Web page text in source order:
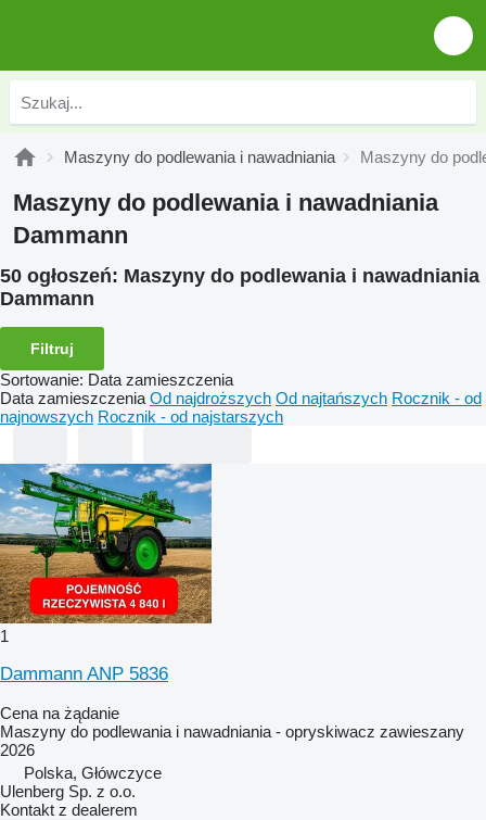
Maszyny do podlewania i nawadniania Maszyny do
Maszyny do podlewania i nawadniania
Dammann
50 ogłoszeń: Maszyny do podlewania i nawadniania
Dammann
Filtruj
Sortowanie: Data zamieszczenia
Data zamieszczenia Od najdroższych Od najtańszych Rocznik - od
najnowszych Rocznik - od najstarszych
1
Dammann ANP 5836
Cena na żądanie
Maszyny do podlewania i nawadniania - opryskiwacz zawieszany
2026
Polska, Główczyce
Ulenberg Sp. z o.o.
Kontakt z dealerem